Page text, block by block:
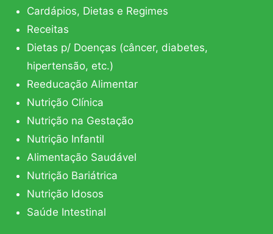
Cardápios, Dietas e Regimes
Receitas
Dietas p/ Doenças (câncer, diabetes,
hipertensão, etc.)
Reeducação Alimentar
Nutrição Clínica
Nutrição na Gestação
Nutrição Infantil
Alimentação Saudável
Nutrição Bariátrica
Nutrição Idosos
Saúde Intestinal